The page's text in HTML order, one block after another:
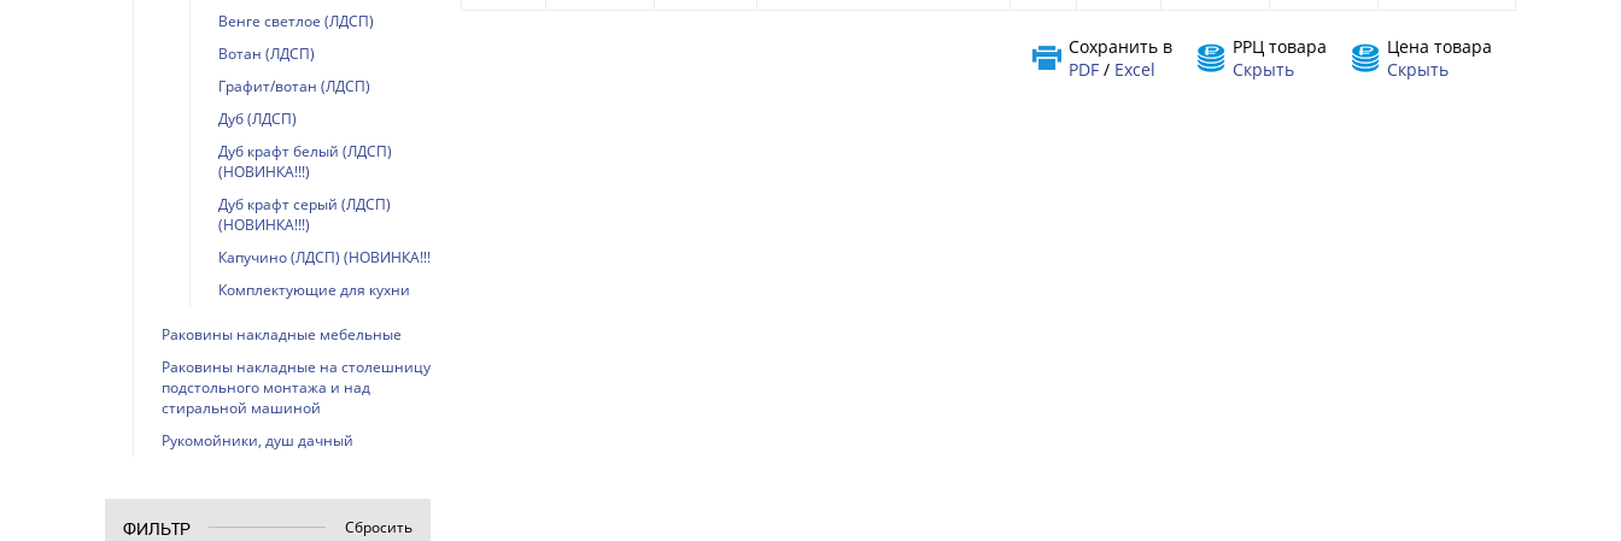
Цена товара
Скрыть
РРЦ товара
Скрыть
Сохранить в
PDF / Excel
Венге светлое (ЛДСП)
Вотан (ЛДСП)
Графит/вотан (ЛДСП)
Дуб (ЛДСП)
Дуб крафт белый (ЛДСП)
(НОВИНКА!!!)
Дуб крафт серый (ЛДСП)
(НОВИНКА!!!)
Капучино (ЛДСП) (НОВИНКА!!!)
Комплектующие для кухни
Раковины накладные мебельные
Раковины накладные на столешницу,
подстольного монтажа и над
стиральной машиной
Рукомойники, душ дачный
ФИЛЬТР Сбросить